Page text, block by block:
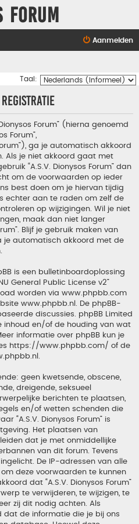
Forum
Aanmelden
Taal:
Registratie
Forum” (hierna genoemd
Forum”,
ga je automatisch akkoord
Als je niet akkoord gaat met
“A.S.V. Dionysos Forum” dan
om de voorwaarden op ieder
best doen om je hiervan tijdig
echter aan te raden om zelf de
op wijzigingen. Wil je niet
maak dan niet langer
Blijf je gebruik maken van
je automatisch akkoord met de
is een bulletinboardoplossing
General Public License v2”
worden via www.phpbb.com
www.phpbb.nl . De phpBB-
discussies. phpBB Limited
inhoud en/of de houding van wat
informatie over phpBB kun je
https://www.phpbb.com/ of de
geen kwetsende, obscene,
dreigende, seksueel
berichten te plaatsen,
en/of wetten schenden die
“A.S.V. Dionysos Forum” is
Het plaatsen van
dat je met onmiddellijke
van dit forum. Tevens
De IP-adressen van alle
deze voorwaarden te kunnen
dat “A.S.V. Dionysos Forum”
te verwijderen, te wijzigen, te
zij dit nodig achten. Als
dat de informatie die je bij ons